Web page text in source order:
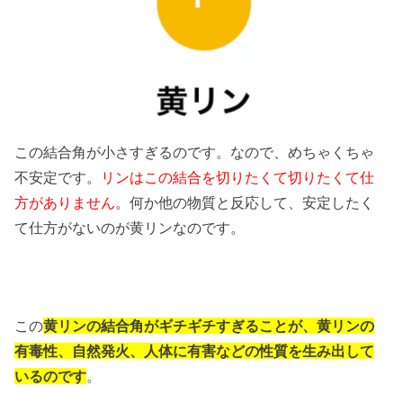
この結合角が小さすぎるのです。なので、めちゃくちゃ
不安定です。
リンはこの結合を切りたくて切りたくて仕
方がありません。何か他の物質と反応して、安定したく
て仕方がないのが黄リンなのです。
この黄リンの結合角がギチギチすぎることが、黄リンの
有毒性、自然発火、人体に有害などの性質を生み出して
いるのです。